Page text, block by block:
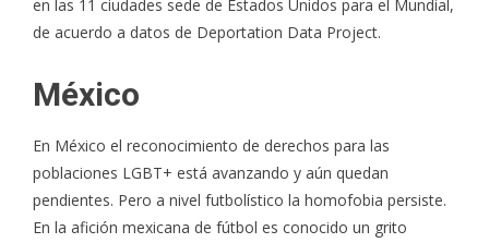
en las 11 ciudades sede de Estados Unidos para el Mundial,
de acuerdo a datos de Deportation Data Project.
México
En México el reconocimiento de derechos para las
poblaciones LGBT+ está avanzando y aún quedan
pendientes. Pero a nivel futbolístico la homofobia persiste.
En la afición mexicana de fútbol es conocido un grito